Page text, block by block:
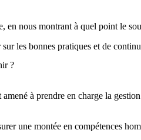
nous montrant à quel point le
les bonnes pratiques et de
?
à prendre en charge la
une montée en compétences